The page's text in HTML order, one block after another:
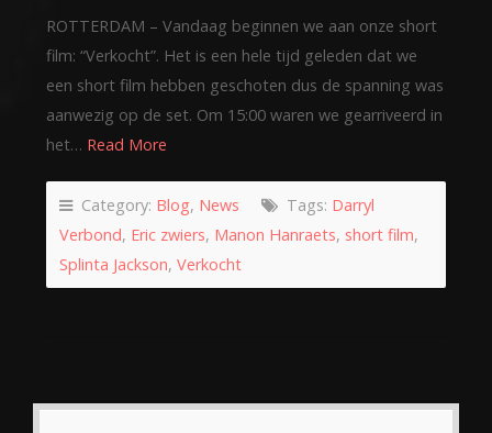
ROTTERDAM – Vandaag beginnen we aan onze short
film: “Verkocht”. Het is een hele tijd geleden dat we
een short film hebben geschoten dus de spanning was
aanwezig op de set. Om 15:00 waren we gearriveerd in
het… Read More
Category: Blog, News Tags: Darryl
Verbond, Eric zwiers, Manon Hanraets, short film,
Splinta Jackson, Verkocht